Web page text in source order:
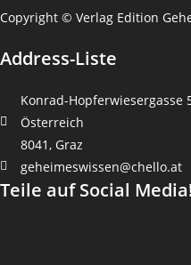
Copyright © Verlag Edition
Address-Liste
Konrad-Hopferwiesergasse
Österreich
8041, Graz
geheimeswissen@chello.at
Teile auf Social